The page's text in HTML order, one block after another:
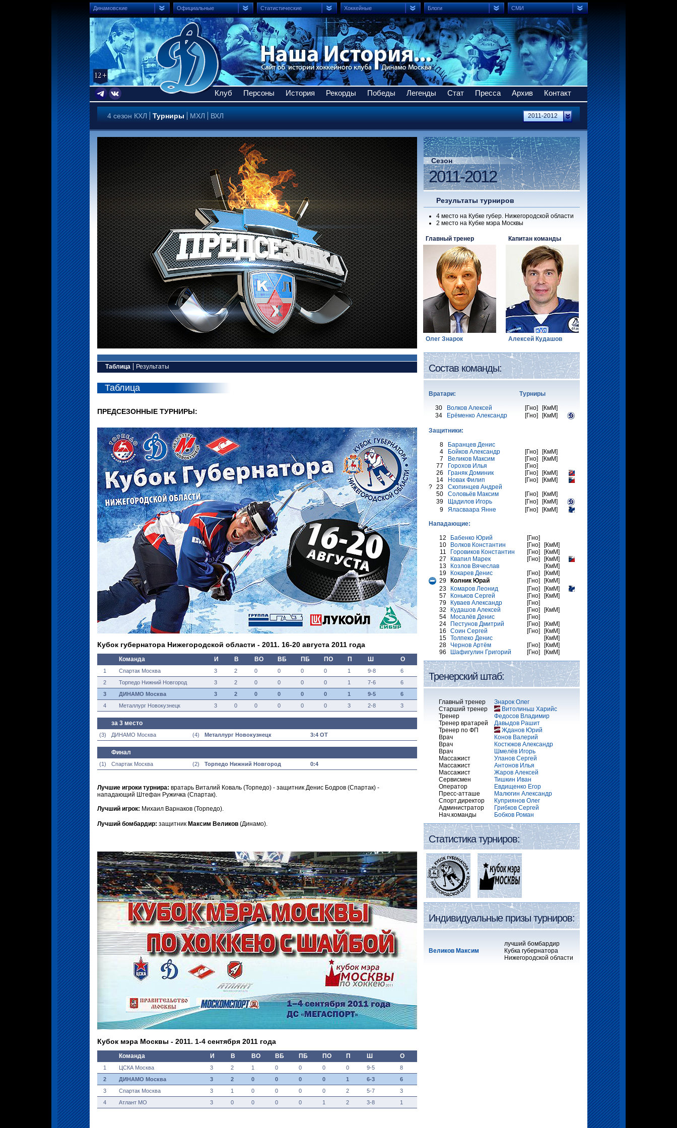
Динамовские Официальные Статистические Хоккейные Блоги СМИ
Клуб Персоны История Рекорды Победы Легенды Стат Пресса Архив Контакт
4 сезон КХЛ Турниры МХЛ ВХЛ 2011-2012
Таблица
Таблица
ПРЕДСЕЗОННЫЕ ТУРНИРЫ:
Кубок губернатора Нижегородской области - 2011. 16-20 августа 2011 года
Команда И В ВО ВБ ПБ ПО П Ш О
1 Спартак Москва 3 2 0 0 0 0 1 9-8
6
2
Торпедо Нижний Новгород 3 2 0 0 0 0 1 7-6
6
3
ДИНАМО Москва 3 2 0 0 0 0 1 9-5
6
4
Металлург Новокузнецк 3 0 0 0 0 0 3 2-8 3
за 3 место
(3) ДИНАМО Москва (4) Металлург Новокузнецк 3:4 ОТ
Финал
(1) Спартак Москва (2) Торпедо Нижний Новгород 0:4
Лучшие игроки турнира: вратарь Виталий Коваль (Торпедо) - защитник Денис Бодров (Спартак) -
нападающий Штефан Ружичка (Спартак).
Лучший игрок: Михаил Варнаков (Торпедо).
Лучший бомбардир: защитник Максим Великов (Динамо).
Кубок мэра Москвы - 2011. 1-4 сентября 2011 года
Команда И В ВО ВБ ПБ ПО П Ш О
1 ЦСКА Москва 3 2 1 0 0 0 0 9-5
8
2
ДИНАМО Москва 3 2 0 0 0 0 1 6-3
6
3
Спартак Москва 3 1 0 0 0 0 2 5-7
3
4
Атлант МО 3 0 0 0 0 1 2 3-8 1
Результаты
Сезон
2011-2012
Результаты турниров
4 место на Кубке губер. Нижегородской области
2 место на Кубке мэра Москвы
Главный тренер
Олег Знарок
Капитан команды
Алексей Кудашов
Состав команды:
Вратари: Турниры
30
Волков Алексей [Гно]
[КмМ]
34
Ерёменко Александр [Гно] [КмМ]
Защитники:
8
Баранцев Денис
4
Бойков Александр [Гно]
[КмМ]
7
Великов Максим [Гно]
[КмМ]
77
Горохов Илья
[Гно]
26
Граняк Доминик [Гно]
[КмМ]
14
Новак Филип [Гно]
[КмМ]
? 23
Скопинцев Андрей
50
Соловьёв Максим [Гно]
[КмМ]
39
Щадилов Игорь [Гно]
[КмМ]
9
Яласваара Янне [Гно]
[КмМ]
Нападающие:
12
Бабенко Юрий
[Гно]
10
Волков Константин [Гно]
[КмМ]
11
Горовиков Константин [Гно]
[КмМ]
27
Квапил Марек [Гно]
[КмМ]
13
Козлов Вячеслав
[КмМ]
19
Кокарев Денис [Гно]
[КмМ]
29
Колник Юрай [Гно]
[КмМ]
23
Комаров Леонид [Гно]
[КмМ]
57
Коньков Сергей [Гно]
[КмМ]
79
Куваев Александр
[Гно]
32
Кудашов Алексей [Гно]
[КмМ]
54
Мосалёв Денис
[Гно]
24
Пестунов Дмитрий [Гно]
[КмМ]
16
Соин Сергей [Гно]
[КмМ]
15 Толпеко Денис
[КмМ]
28
Чернов Артём [Гно]
[КмМ]
96
Шафигулин Григорий [Гно] [КмМ]
Тренерский штаб:
Главный тренер
Знарок Олег
Старший тренер
Витолиньш Харийс
Тренер
Федосов Владимир
Тренер вратарей
Давыдов Рашит
Тренер по ФП
Жданов Юрий
Врач
Конов Валерий
Врач
Костюков Александр
Врач
Шмелёв Игорь
Массажист
Уланов Сергей
Массажист
Антонов Илья
Массажист
Жаров Алексей
Сервисмен
Тишкин Иван
Оператор
Евдищенко Егор
Пресс-атташе
Малюгин Александр
Спорт.директор
Куприянов Олег
Администратор
Грибков Сергей
Нач.команды
Бобков Роман
Статистика турниров:
Индивидуальные призы турниров:
Великов Максим
лучший бомбардир
Кубка губернатора
Нижегородской области